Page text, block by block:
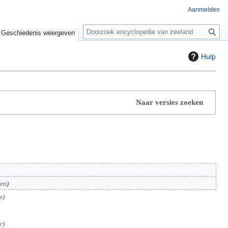
Hulp
Naar versies zoeken
Aanmelden
Geschiedenis weergeven
Z
e